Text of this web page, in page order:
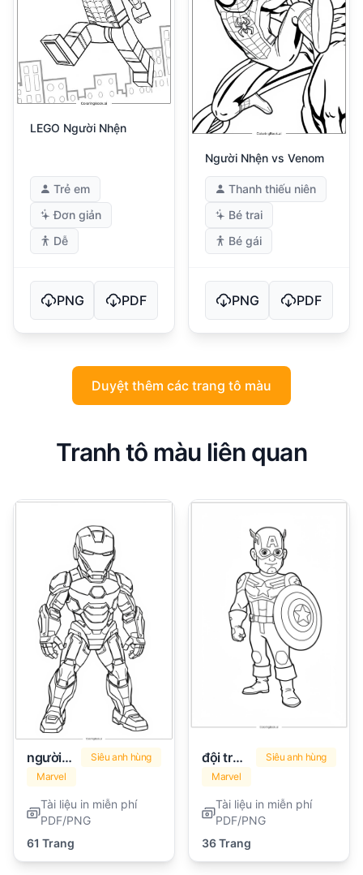
LEGO Người Nhện
Trẻ em
Đơn giản
Dễ
PNG PDF
Người Nhện vs Venom
Thanh thiếu niên
Bé trai
Bé gái
PNG PDF
Duyệt thêm các trang tô màu
Tranh tô màu liên quan
người sắt
Siêu anh hùng
Marvel
Tài liệu in miễn phí
PDF/PNG
61 Trang
đội trưởng Mỹ
Siêu anh hùng
Marvel
Tài liệu in miễn phí
PDF/PNG
36 Trang